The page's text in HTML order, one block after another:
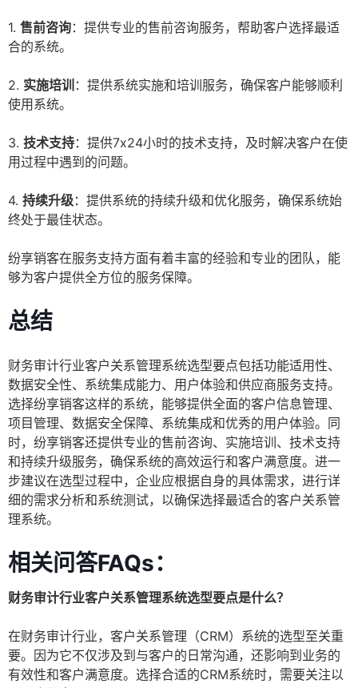
1. 售前咨询：提供专业的售前咨询服务，帮助客户选择最适
合的系统。
2. 实施培训 ：提供系统实施和培训服务，确保客户能够顺利
使用系统。
3. 技术支持：提供7x24小时的技术支持，及时解决客户在使
用过程中遇到的问题。
4. 持续升级：提供系统的持续升级和优化服务，确保系统始
终处于最佳状态。
纷享销客在服务支持方面有着丰富的经验和专业的团队，能
够为客户提供全方位的服务保障。
总结
财务审计行业客户关系管理系统选型要点包括功能适用性、
数据安全性、系统集成能力、用户体验和供应商服务支持。
选择纷享销客这样的系统，能够提供全面的客户信息管理、
项目管理、数据安全保障、系统集成和优秀的用户体验。同
时，纷享销客还提供专业的售前咨询、实施培训、技术支持
和持续升级服务，确保系统的高效运行和客户满意度。进一
步建议在选型过程中，企业应根据自身的具体需求，进行详
细的需求分析和系统测试，以确保选择最适合的客户关系管
理系统。
相关问答FAQs：
财务审计行业客户关系管理系统选型要点是什么？
在财务审计行业，客户关系管理（CRM）系统的选型至关重
要。因为它不仅涉及到与客户的日常沟通，还影响到业务的
有效性和客户满意度。选择合适的CRM系统时，需要关注以